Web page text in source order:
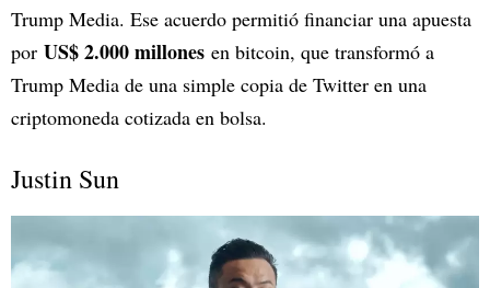
Trump Media. Ese acuerdo permitió financiar una apuesta
por US$ 2.000 millones en bitcoin, que transformó a
Trump Media de una simple copia de Twitter en una
criptomoneda cotizada en bolsa.
Justin Sun